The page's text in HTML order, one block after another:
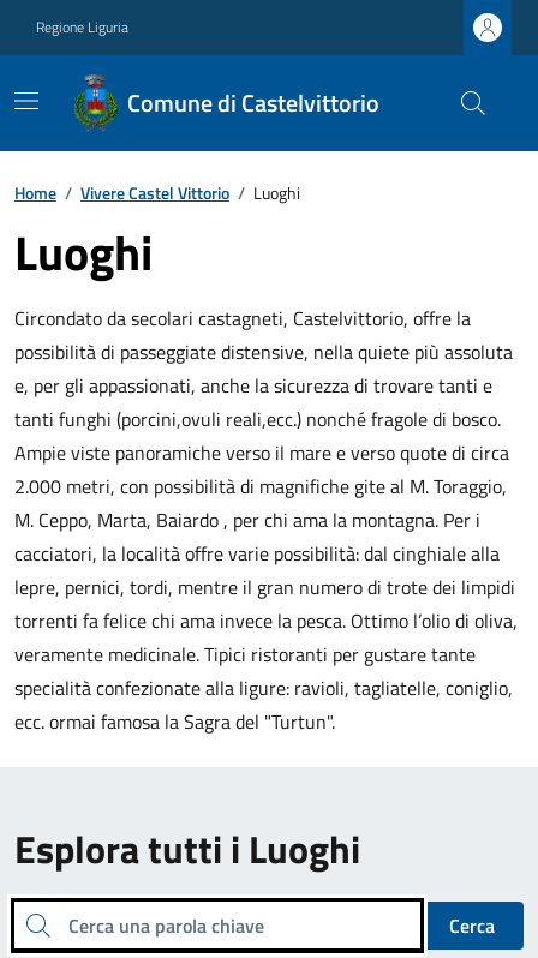
Regione Liguria
Comune di Castelvittorio
Home / Vivere Castel Vittorio / Luoghi
Luoghi
Circondato da secolari castagneti, Castelvittorio, offre la
possibilità di passeggiate distensive, nella quiete più assoluta
e, per gli appassionati, anche la sicurezza di trovare tanti e
tanti funghi (porcini,ovuli reali,ecc.) nonché fragole di bosco.
Ampie viste panoramiche verso il mare e verso quote di circa
2.000 metri, con possibilità di magnifiche gite al M. Toraggio,
M. Ceppo, Marta, Baiardo , per chi ama la montagna. Per i
cacciatori, la località offre varie possibilità: dal cinghiale alla
lepre, pernici, tordi, mentre il gran numero di trote dei limpidi
torrenti fa felice chi ama invece la pesca. Ottimo l’olio di oliva,
veramente medicinale. Tipici ristoranti per gustare tante
specialità confezionate alla ligure: ravioli, tagliatelle, coniglio,
ecc. ormai famosa la Sagra del "Turtun".
Esplora tutti i Luoghi
Cerca una parola chiave
Cerca